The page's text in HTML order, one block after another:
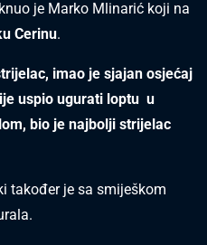
je Marko Mlinarić koji na
Cerinu.
imao je sjajan osjećaj
uspio ugurati loptu u
bio je najbolji strijelac
također je sa smiješkom